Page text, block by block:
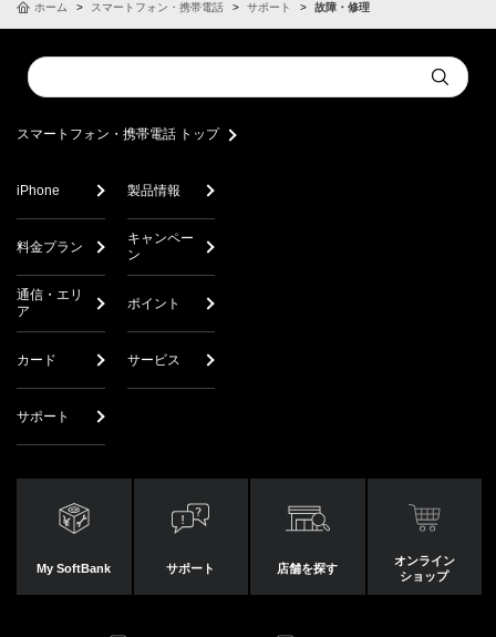
ホーム スマートフォン・携帯電話 サポート 故障・修理
Conduct
a
Submit
スマートフォン・携帯電話 トップ
iPhone 製品情報
料金プラン
キャンペー
ン
通信・エリ
ア
ポイント
カード サービス
サポート
My SoftBank サポート 店舗を探す
オンライン
ショップ